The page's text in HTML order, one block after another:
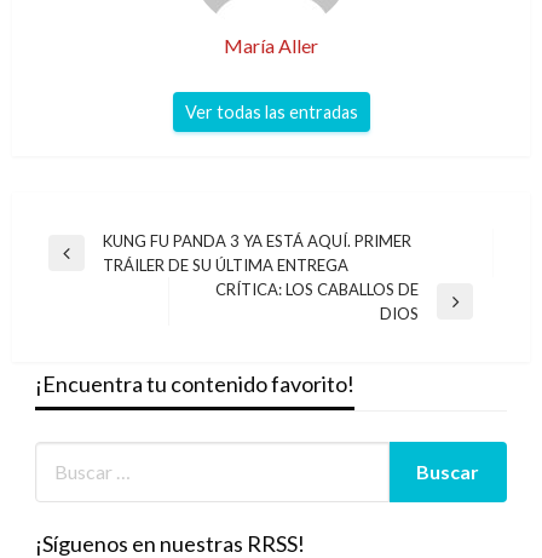
María Aller
Ver todas las entradas
Navegación
Entrada
KUNG FU PANDA 3 YA ESTÁ AQUÍ. PRIMER
TRÁILER DE SU ÚLTIMA ENTREGA
CRÍTICA: LOS CABALLOS DE
DIOS
¡Encuentra tu contenido favorito!
¡Síguenos en nuestras RRSS!